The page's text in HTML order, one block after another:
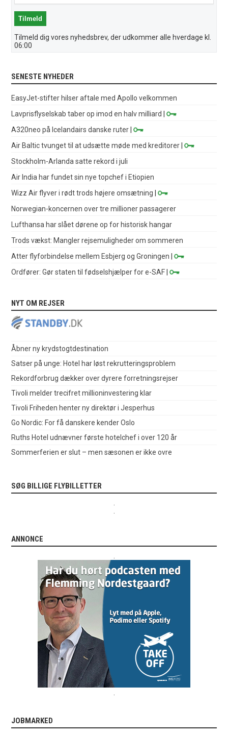
Tilmeld dig vores nyhedsbrev, der udkommer alle hverdage kl.
06:00
SENESTE NYHEDER
EasyJet-stifter hilser aftale med Apollo velkommen
Lavprisflyselskab taber op imod en halv milliard
|
A320neo på Icelandairs danske ruter |
Air Baltic tvunget til at udsætte møde med kreditorer |
Stockholm-Arlanda satte rekord i juli
Air India har fundet sin nye topchef i Etiopien
Wizz Air flyver i rødt trods højere omsætning |
Norwegian-koncernen over tre millioner passagerer
Lufthansa har slået dørene op for historisk hangar
Trods vækst: Mangler rejsemuligheder om sommeren
Atter flyforbindelse mellem Esbjerg og Groningen |
Ordfører: Gør staten til fødselshjælper for e-SAF |
NYT OM REJSER
Åbner ny krydstogtdestination
Satser på unge: Hotel har løst rekrutteringsproblem
Rekordforbrug dækker over dyrere forretningsrejser
Tivoli melder trecifret millioninvestering klar
Tivoli Friheden henter ny direktør i Jesperhus
Go Nordic: For få danskere kender Oslo
Ruths Hotel udnævner første hotelchef i over 120 år
Sommerferien er slut – men sæsonen er ikke ovre
SØG BILLIGE FLYBILLETTER
ANNONCE
JOBMARKED